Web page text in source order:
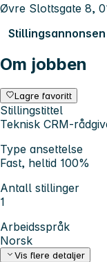
Øvre Slottsgate 8,
Om jobben
Lagre favoritt
Stillingstittel
Teknisk CRM-
Type ansettelse
Fast, heltid 100%
Antall stillinger
1
Arbeidsspråk
Norsk
Vis flere detaljer